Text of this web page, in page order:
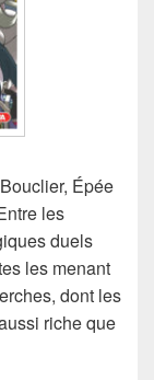
Épée
les
duels
les menant
dont les
riche que